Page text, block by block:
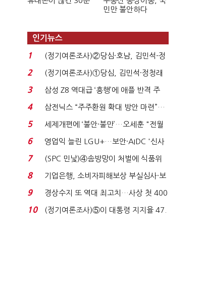
민만 불안하다
인기뉴스
1
(정기여론조사)②당심·호남, 김민석-정
청래 '초접전'...
2
(정기여론조사)①당심, 김민석·정청래
'초접전'…대통령 ...
3
삼성 Z8 역대급 ‘흥행’에 애플 반격 주
목…9월 ‘폴...
4
삼전닉스 “주주환원 확대 방안 마련”…
로이터에 성명...
5
세제개편에 ‘불안·불만’…오세훈 "전월
세 구하기 더 ...
6
영업익 늘린 LGU+…보안·AIDC '신사
업 드라이브'...
7
(SPC 민낯)④솜방망이 처벌에 식품위
생법 위반 반복...
8
기업은행, 소비자피해보상 부실심사·보
이스피싱 공시 ...
9
경상수지 또 역대 최고치…사상 첫 400
억달러에 '3% 성...
10
(정기여론조사)⑤이 대통령 지지율 47.